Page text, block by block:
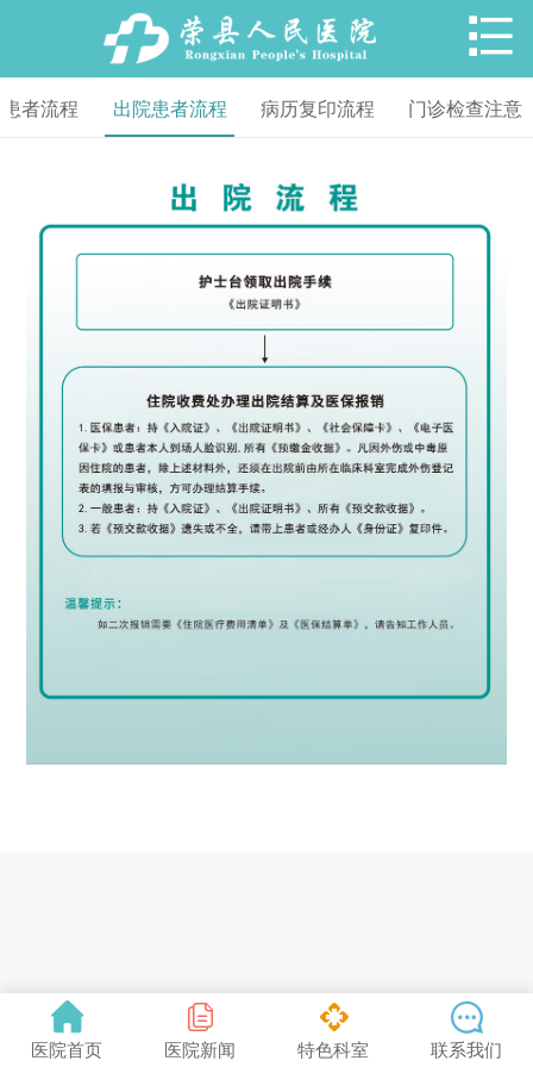

者流程 出院患者流程 病历复印流程 门诊检查注意

医院首页

医院新闻

特色科室

联系我们